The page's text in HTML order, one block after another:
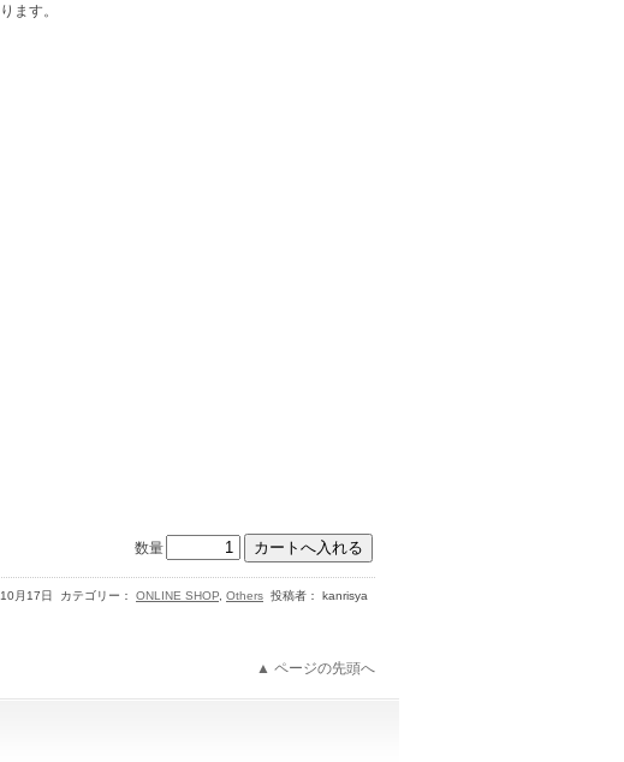
ます。
数量
月17日 カテゴリー： ONLINE SHOP Others 投稿者： kanrisya
▲ ページの先頭へ